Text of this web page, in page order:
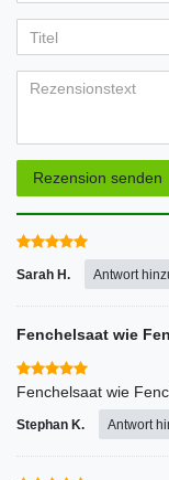
5
5
5
Anzeigename
(optional)
Rezension senden
Sarah H. Antwort
Fenchelsaat wie
Fenchelsaat wie
Stephan K. Antwort